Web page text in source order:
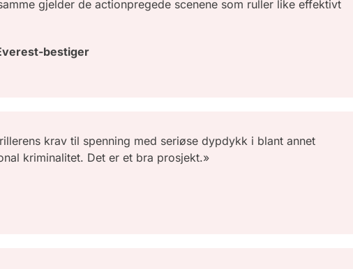
gjelder de actionpregede scenene som ruller like effektivt
bestiger
krav til spenning med seriøse dypdykk i blant annet
kriminalitet. Det er et bra prosjekt.»